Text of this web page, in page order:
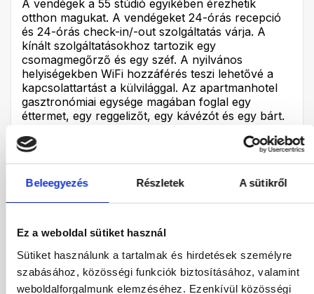
Beleegyezés Részletek A sütikről
Ez a weboldal sütiket használ
Sütiket használunk a tartalmak és hirdetések személyre
szabásához, közösségi funkciók biztosításához, valamint
weboldalforgalmunk elemzéséhez. Ezenkívül közösségi
A vendégek a 55 stúdió egyikében érezhetik
otthon magukat. A vendégeket 24-órás recepció
és 24-órás check-in/-out szolgáltatás várja. A
kínált szolgáltatásokhoz tartozik egy
csomagmegőrző és egy széf. A nyilvános
helyiségekben WiFi hozzáférés teszi lehetővé a
kapcsolattartást a külvilággal. Az apartmanhotel
gasztronómiai egysége magában foglal egy
éttermet, egy reggelizőt, egy kávézót és egy bárt.
élelmiszerbolt áll rendelkezésre. A szállás
szobával és játszószobával. Amennyiben a
vendégek autóval érkeznek, parkolhatnak a
(díjmentesen). Rendelkezésre áll továbbá a több
az orvosi ellátás és a mosodai szolgáltatás. A
vendégeknek Shuttle-szolgáltatást biztosítanak.
Az aktív kirándulásokat kedvelőknek, akik a